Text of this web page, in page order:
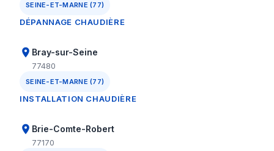
SEINE-ET-MARNE (77)
DÉPANNAGE CHAUDIÈRE
Bray-sur-Seine
77480
SEINE-ET-MARNE (77)
INSTALLATION CHAUDIÈRE
Brie-Comte-Robert
77170